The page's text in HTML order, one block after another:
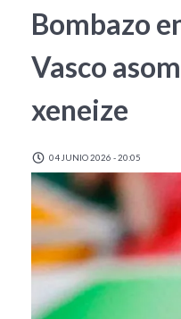
Bombazo
Vasco
xeneize
04 JUNIO 2026 - 20:05